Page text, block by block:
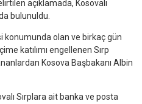
açıklamada, Kosovalı
bulunuldu.
konumunda olan ve birkaç gün
katılımı engellenen Sırp
Kosova Başbakanı Albin
Sırplara ait banka ve posta